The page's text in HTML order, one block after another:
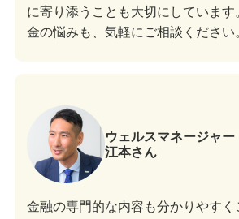
に寄り添うことも大切にしています
金の悩みも、気軽にご相談ください
ウェルスマネージャー
江本さん
金融の専門的な内容も分かりやすく